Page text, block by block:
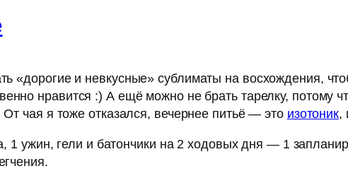
«дорогие и невкусные» сублиматы на восхождения,
нравится :) А ещё можно не брать тарелку, потому
чая я тоже отказался, вечернее питьё — это изотоник,
1 ужин, гели и батончики на 2 ходовых дня — 1